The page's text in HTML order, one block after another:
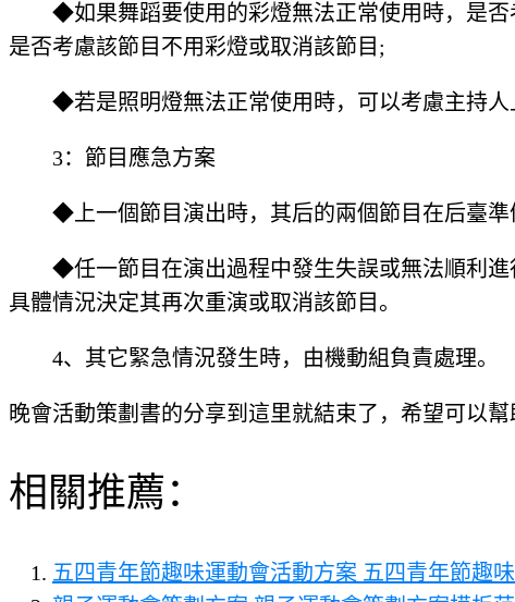
◆如果舞蹈要使用的彩燈無法正常使用時，是否
是否考慮該節目不用彩燈或取消該節目;
◆若是照明燈無法正常使用時，可以考慮主持人
3：節目應急方案
◆上一個節目演出時，其后的兩個節目在后臺
◆任一節目在演出過程中發生失誤或無法順利
具體情況決定其再次重演或取消該節目。
4、其它緊急情況發生時，由機動組負責處理。
晚會活動策劃書的分享到這里就結束了，希望可以幫
相關推薦：
五四青年節趣味運動會活動方案 五四青年節趣